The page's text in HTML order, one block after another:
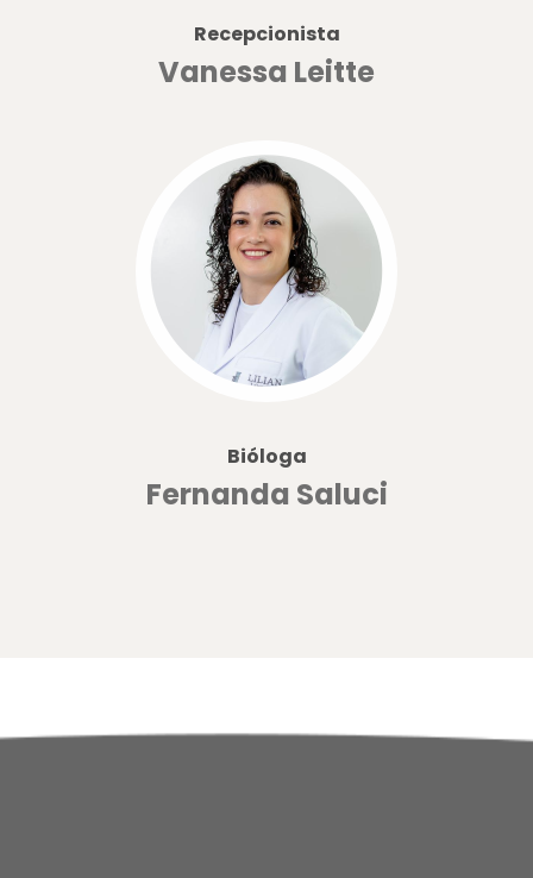
Recepcionista
Vanessa Leitte
Bióloga
Fernanda Saluci